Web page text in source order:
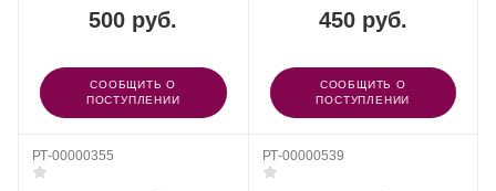
500 руб.
СООБЩИТЬ О
ПОСТУПЛЕНИИ
450 руб.
СООБЩИТЬ О
ПОСТУПЛЕНИИ
РТ-00000355 РТ-00000539